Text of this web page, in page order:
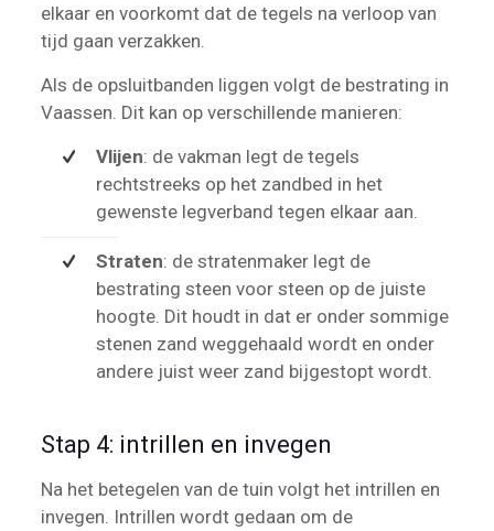
elkaar en voorkomt dat de tegels na verloop van
tijd gaan verzakken.
Als de opsluitbanden liggen volgt de bestrating in
Vaassen. Dit kan op verschillende manieren:
Vlijen: de vakman legt de tegels
rechtstreeks op het zandbed in het
gewenste legverband tegen elkaar aan.
Straten: de stratenmaker legt de
bestrating steen voor steen op de juiste
hoogte. Dit houdt in dat er onder sommige
stenen zand weggehaald wordt en onder
andere juist weer zand bijgestopt wordt.
Stap 4: intrillen en invegen
Na het betegelen van de tuin volgt het intrillen en
invegen. Intrillen wordt gedaan om de